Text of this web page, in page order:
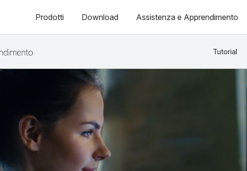
Prodotti Download Assistenza e Apprendimento
Tutorial